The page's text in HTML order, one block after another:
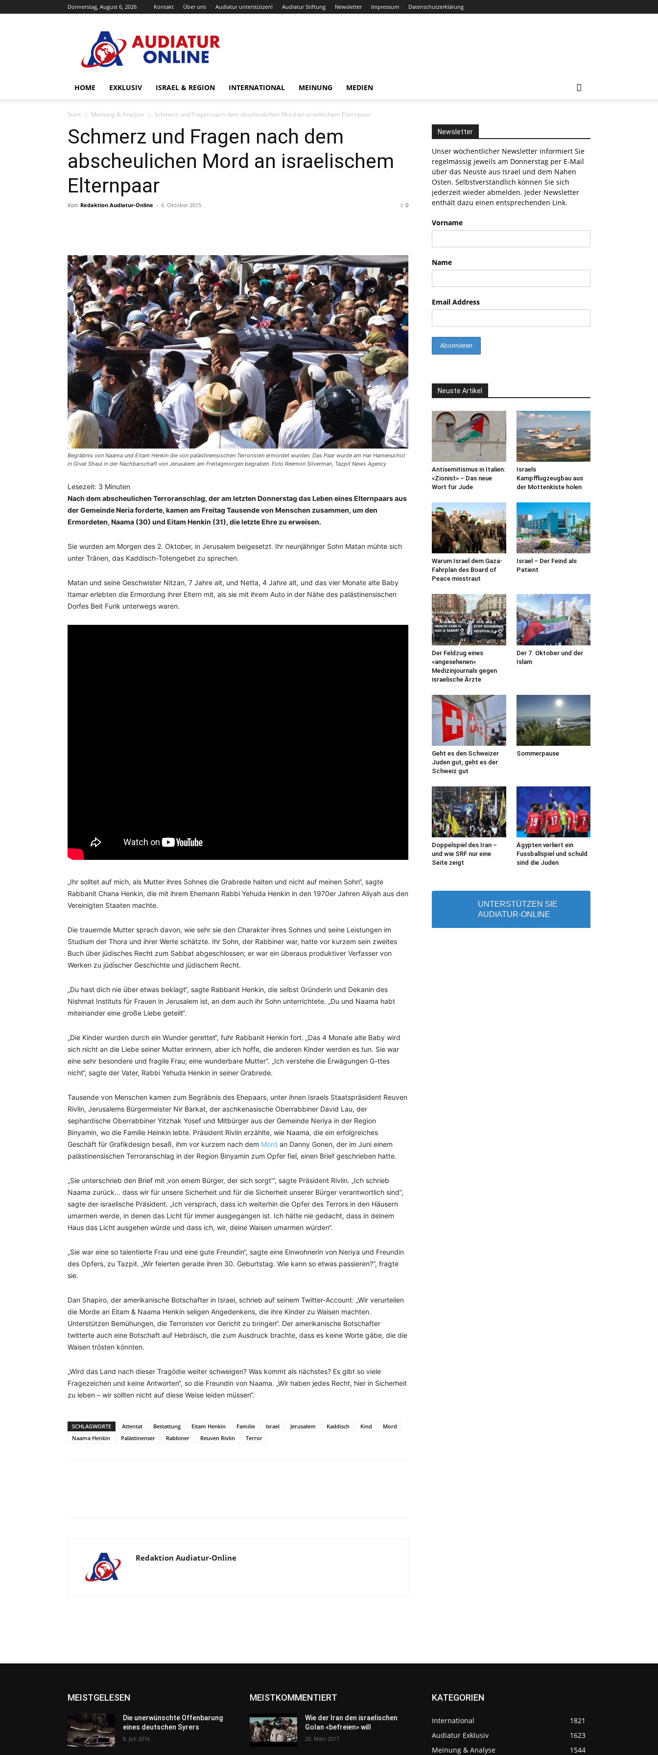
Donnerstag, August 6, 2026 Kontakt Über uns Audiatur unterstützen! Audiatur Stiftung Newsletter Impressum Datenschutzerklärung
Online
HOME EXKLUSIV ISRAEL & REGION INTERNATIONAL MEINUNG MEDIEN
Start Meinung & Analyse Schmerz und Fragen nach dem abscheulichen Mord an israelischem Elternpaar
Schmerz und Fragen nach dem
abscheulichen Mord an israelischem
Elternpaar
Von Redaktion Audiatur-Online - 6. Oktober 2015 0
Linkedin
Begräbnis von Naama und Eitam Henkin die von palästinensischen Terroristen ermordet wurden. Das Paar wurde am Har Hamenuchot
in Givat Shaul in der Nachbarschaft von Jerusalem am Freitagmorgen begraben. Foto Reemon Silverman, Tazpit News Agency
Lesezeit: 3 Minuten
Nach dem abscheulichen Terroranschlag, der am letzten Donnerstag das Leben eines Elternpaars aus
der Gemeinde Neria forderte, kamen am Freitag Tausende von Menschen zusammen, um den
Ermordeten, Naama (30) und Eitam Henkin (31), die letzte Ehre zu erweisen.
Sie wurden am Morgen des 2. Oktober, in Jerusalem beigesetzt. Ihr neunjähriger Sohn Matan mühte sich
unter Tränen, das Kaddisch-Totengebet zu sprechen.
Matan und seine Geschwister Nitzan, 7 Jahre alt, und Netta, 4 Jahre alt, und das vier Monate alte Baby
Itamar erlebten die Ermordung ihrer Eltern mit, als sie mit ihrem Auto in der Nähe des palästinensischen
Dorfes Beit Furik unterwegs waren.
„Ihr solltet auf mich, als Mutter ihres Sohnes die Grabrede halten und nicht auf meinen Sohn“, sagte
Rabbanit Chana Henkin, die mit ihrem Ehemann Rabbi Yehuda Henkin in den 1970er Jahren Aliyah aus den
Vereinigten Staaten machte.
Die trauernde Mutter sprach davon, wie sehr sie den Charakter ihres Sohnes und seine Leistungen im
Studium der Thora und ihrer Werte schätzte. Ihr Sohn, der Rabbiner war, hatte vor kurzem sein zweites
Buch über jüdisches Recht zum Sabbat abgeschlossen; er war ein überaus produktiver Verfasser von
Werken zu jüdischer Geschichte und jüdischem Recht.
„Du hast dich nie über etwas beklagt“, sagte Rabbanit Henkin, die selbst Gründerin und Dekanin des
Nishmat Instituts für Frauen in Jerusalem ist, an dem auch ihr Sohn unterrichtete. „Du und Naama habt
miteinander eine große Liebe geteilt“.
„Die Kinder wurden durch ein Wunder gerettet“, fuhr Rabbanit Henkin fort. „Das 4 Monate alte Baby wird
sich nicht an die Liebe seiner Mutter erinnern, aber ich hoffe, die anderen Kinder werden es tun. Sie war
eine sehr besondere und fragile Frau; eine wunderbare Mutter“. „Ich verstehe die Erwägungen G-ttes
nicht“, sagte der Vater, Rabbi Yehuda Henkin in seiner Grabrede.
Tausende von Menschen kamen zum Begräbnis des Ehepaars, unter ihnen Israels Staatspräsident Reuven
Rivlin, Jerusalems Bürgermeister Nir Barkat, der aschkenasische Oberrabbiner David Lau, der
sephardische Oberrabbiner Yitzhak Yosef und Mitbürger aus der Gemeinde Neriya in der Region
Binyamin, wo die Familie Heinkin lebte. Präsident Rivlin erzählte, wie Naama, die ein erfolgreiches
Geschäft für Grafikdesign besaß, ihm vor kurzem nach dem Mord an Danny Gonen, der im Juni einem
palästinensischen Terroranschlag in der Region Binyamin zum Opfer fiel, einen Brief geschrieben hatte.
„Sie unterschrieb den Brief mit ‚von einem Bürger, der sich sorgt'“, sagte Präsident Rivlin. „Ich schrieb
Naama zurück… dass wir für unsere Sicherheit und für die Sicherheit unserer Bürger verantwortlich sind“,
sagte der israelische Präsident. „Ich versprach, dass ich weiterhin die Opfer des Terrors in den Häusern
umarmen werde, in denen das Licht für immer ausgegangen ist. Ich hätte nie gedacht, dass in deinem
Haus das Licht ausgehen würde und dass ich, wir, deine Waisen umarmen würden“.
„Sie war eine so talentierte Frau und eine gute Freundin“, sagte eine Einwohnerin von Neriya und Freundin
des Opfers, zu Tazpit. „Wir feierten gerade ihren 30. Geburtstag. Wie kann so etwas passieren?“, fragte
sie.
Dan Shapiro, der amerikanische Botschafter in Israel, schrieb auf seinem Twitter-Account: „Wir verurteilen
die Morde an Eitam & Naama Henkin seligen Angedenkens, die ihre Kinder zu Waisen machten.
Unterstützen Bemühungen, die Terroristen vor Gericht zu bringen“. Der amerikanische Botschafter
twitterte auch eine Botschaft auf Hebräisch, die zum Ausdruck brachte, dass es keine Worte gäbe, die die
Waisen trösten könnten.
„Wird das Land nach dieser Tragödie weiter schweigen? Was kommt als nächstes? Es gibt so viele
Fragezeichen und keine Antworten“, so die Freundin von Naama. „Wir haben jedes Recht, hier in Sicherheit
zu leben – wir sollten nicht auf diese Weise leiden müssen“.
SCHLAGWORTE Attentat Bestattung Eitam Henkin Familie Israel Jerusalem Kaddisch Kind
Mord
Naama Henkin
Palästinenser Rabbiner Reuven Rivlin Terror
Redaktion Audiatur-Online
Newsletter
Unser wöchentlicher Newsletter informiert Sie
regelmässig jeweils am Donnerstag per E-Mail
über das Neuste aus Israel und dem Nahen
Osten. Selbstverständlich können Sie sich
jederzeit wieder abmelden. Jeder Newsletter
enthält dazu einen entsprechenden Link.
Vorname
Name
Email Address
Neuste Artikel
Antisemitismus in Italien:
«Zionist» – Das neue
Wort für Jude
Israels
Kampfflugzeugbau aus
der Mottenkiste holen
Warum Israel dem Gaza-
Fahrplan des Board of
Peace misstraut
Israel – Der Feind als
Patient
Der Feldzug eines
«angesehenen»
Medizinjournals gegen
israelische Ärzte
Der 7. Oktober und der
Islam
Geht es den Schweizer
Juden gut, geht es der
Schweiz gut
Sommerpause
Doppelspiel des Iran –
und wie SRF nur eine
Seite zeigt
Ägypten verliert ein
Fussballspiel und schuld
sind die Juden
UNTERSTÜTZEN SIE
AUDIATUR-ONLINE
MEISTGELESEN
Die unerwünschte Offenbarung
eines deutschen Syrers
8. Juli 2016
MEISTKOMMENTIERT
Wie der Iran den israelischen
Golan «befreien» will
20. März 2017
KATEGORIEN
International
1821
Audiatur Exklusiv
1623
Meinung & Analyse
1544